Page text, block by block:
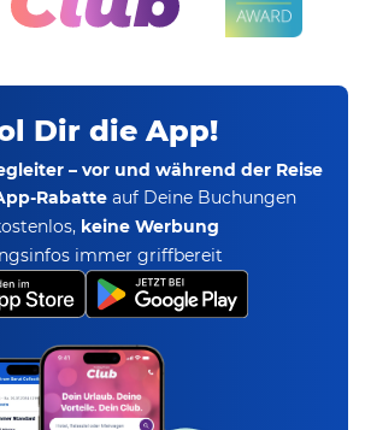
Dir die App!
– vor und während der Reise
Rabatte auf Deine Buchungen
keine Werbung
immer griffbereit